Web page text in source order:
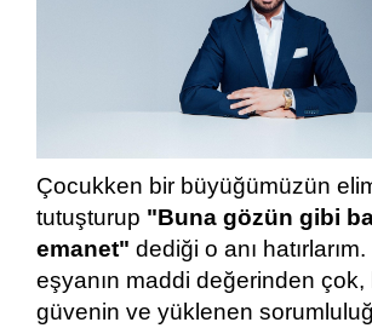
Çocukken bir büyüğümüzün
tutuşturup "Buna gözün gibi
emanet" dediği o anı
eşyanın maddi değerinden
güvenin ve yüklenen